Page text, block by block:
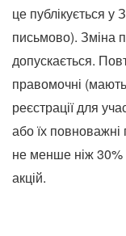
це публікується у
письмово). Зміна
допускається.
правомочні
реєстрації для
або їх повноважні
не менше ніж 30%
акцій.